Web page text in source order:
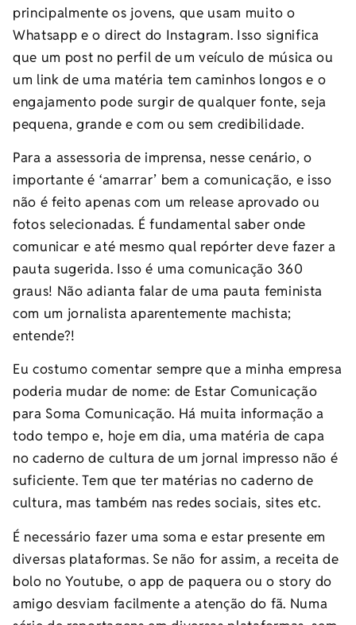
principalmente os jovens, que usam muito o
Whatsapp e o direct do Instagram. Isso significa
que um post no perfil de um veículo de música ou
um link de uma matéria tem caminhos longos e o
engajamento pode surgir de qualquer fonte, seja
pequena, grande e com ou sem credibilidade.
Para a assessoria de imprensa, nesse cenário, o
importante é ‘amarrar’ bem a comunicação, e isso
não é feito apenas com um release aprovado ou
fotos selecionadas. É fundamental saber onde
comunicar e até mesmo qual repórter deve fazer a
pauta sugerida. Isso é uma comunicação 360
graus! Não adianta falar de uma pauta feminista
com um jornalista aparentemente machista;
entende?!
Eu costumo comentar sempre que a minha empresa
poderia mudar de nome: de Estar Comunicação
para Soma Comunicação. Há muita informação a
todo tempo e, hoje em dia, uma matéria de capa
no caderno de cultura de um jornal impresso não é
suficiente. Tem que ter matérias no caderno de
cultura, mas também nas redes sociais, sites etc.
É necessário fazer uma soma e estar presente em
diversas plataformas. Se não for assim, a receita de
bolo no Youtube, o app de paquera ou o story do
amigo desviam facilmente a atenção do fã. Numa